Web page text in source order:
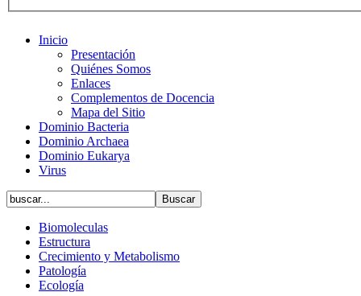
Inicio
Presentación
Quiénes Somos
Enlaces
Complementos de Docencia
Mapa del Sitio
Dominio Bacteria
Dominio Archaea
Dominio Eukarya
Virus
Biomoleculas
Estructura
Crecimiento y Metabolismo
Patología
Ecología